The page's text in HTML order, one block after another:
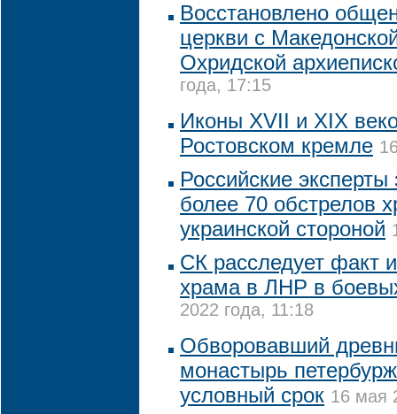
Восстановлено
церкви с
Охридской
года, 17:15
Иконы XVII и XIX
Ростовском кремле
Российские
более 70 обстрелов
украинской стороной
СК расследует факт
храма в ЛНР в
2022 года, 11:18
Обворовавший
монастырь
условный срок 16 мая